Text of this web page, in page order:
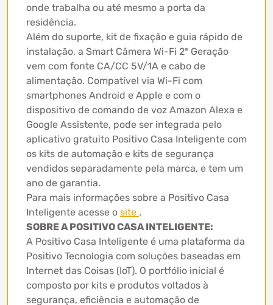
onde trabalha ou até mesmo a porta da
residência.
Além do suporte, kit de fixação e guia rápido de
instalação, a Smart Câmera Wi-Fi 2ª Geração
vem com fonte CA/CC 5V/1A e cabo de
alimentação. Compatível via Wi-Fi com
smartphones Android e Apple e com o
dispositivo de comando de voz Amazon Alexa e
Google Assistente, pode ser integrada pelo
aplicativo gratuito Positivo Casa Inteligente com
os kits de automação e kits de segurança
vendidos separadamente pela marca, e tem um
ano de garantia.
Para mais informações sobre a Positivo Casa
Inteligente acesse o site .
SOBRE A POSITIVO CASA INTELIGENTE:
A Positivo Casa Inteligente é uma plataforma da
Positivo Tecnologia com soluções baseadas em
Internet das Coisas (IoT). O portfólio inicial é
composto por kits e produtos voltados à
segurança, eficiência e automação de